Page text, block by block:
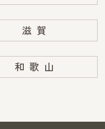
滋賀
和歌山